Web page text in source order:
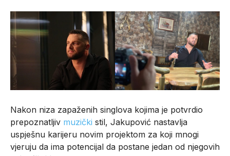
Nakon niza zapaženih singlova kojima je potvrdio
prepoznatljiv muzički stil, Jakupović nastavlja
uspješnu karijeru novim projektom za koji mnogi
vjeruju da ima potencijal da postane jedan od njegovih